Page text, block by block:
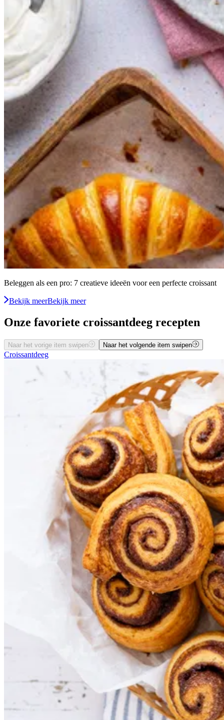
Beleggen als een pro: 7 creatieve ideeën voor een perfecte croissant
Bekijk meerBekijk meer
Onze favoriete croissantdeeg recepten
Naar het vorige item swipen Naar het volgende item swipen
Croissantdeeg